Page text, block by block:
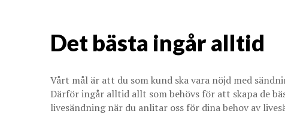
Det bästa ingår alltid
Vårt mål är att du som kund ska vara nöjd med
Därför ingår alltid allt som behövs för att skapa de
livesändning när du anlitar oss för dina behov av